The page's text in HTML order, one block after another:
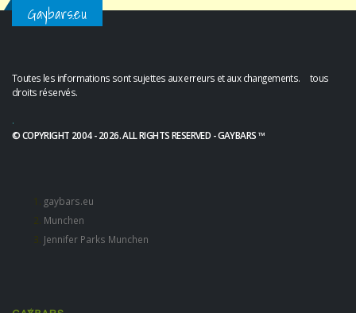
Gaybars.eu
Toutes les informations sont sujettes aux erreurs et aux changements. tous
droits réservés.
.
© COPYRIGHT 2004 - 2026. ALL RIGHTS RESERVED - GAYBARS ™
gaybars.eu
Munchen
Jennifer Parks Munchen